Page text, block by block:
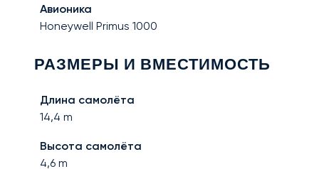
Авионика
Honeywell Primus 1000
РАЗМЕРЫ И ВМЕСТИМОСТЬ
Длина самолёта
14,4 m
Высота самолёта
4,6 m